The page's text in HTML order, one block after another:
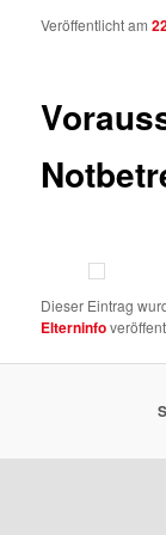
Veröffentlicht am
Dieser Eintrag
Elterninfo